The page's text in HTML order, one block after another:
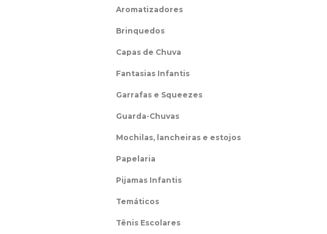
Aromatizadores
Brinquedos
Capas de Chuva
Fantasias Infantis
Garrafas e Squeezes
Guarda-Chuvas
Mochilas, lancheiras e estojos
Papelaria
Pijamas Infantis
Temáticos
Tênis Escolares